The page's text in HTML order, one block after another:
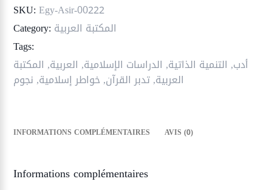
SKU: Egy-Asir-00222
Category: المكتبة العربية
Tags:
أدب, التنمية الذاتية, الدراسات الإسلامية, العربية, المكتبة
العربية,تدبر القرآن,خواطر إسلامية,نجوم
INFORMATIONS COMPLÉMENTAIRES AVIS (0)
Informations complémentaires